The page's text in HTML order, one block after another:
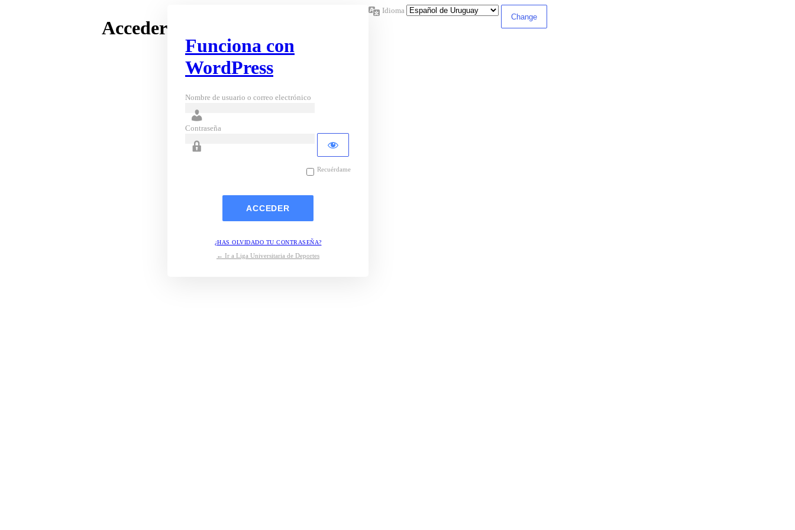
Acceder
Funciona con
WordPress
Nombre de usuario o correo electrónico
Contraseña
Recuérdame
¿HAS OLVIDADO TU CONTRASEÑA?
← Ir a Liga Universitaria de Deportes
Idioma